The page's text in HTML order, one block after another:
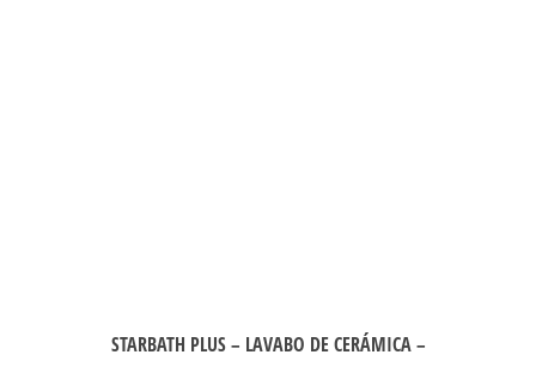
STARBATH PLUS – LAVABO DE CERÁMICA –